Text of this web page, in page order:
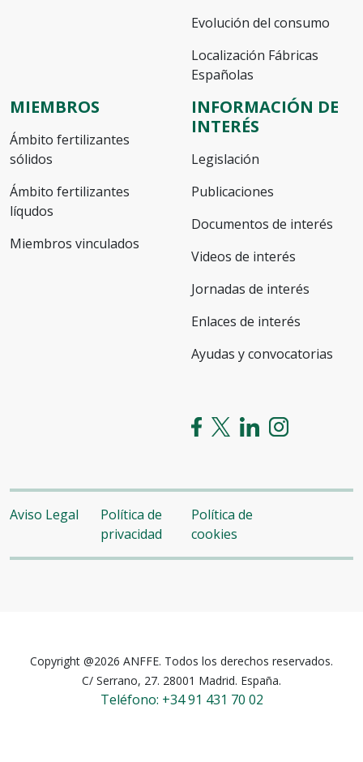
Evolución del consumo
Localización Fábricas
Españolas
MIEMBROS
Ámbito fertilizantes
sólidos
Ámbito fertilizantes
líqudos
Miembros vinculados
INFORMACIÓN DE
INTERÉS
Legislación
Publicaciones
Documentos de interés
Videos de interés
Jornadas de interés
Enlaces de interés
Ayudas y convocatorias
Aviso Legal
Política de
privacidad
Política de
cookies
Copyright @2026 ANFFE. Todos los derechos reservados.
C/ Serrano, 27. 28001 Madrid. España.
Teléfono: +34 91 431 70 02